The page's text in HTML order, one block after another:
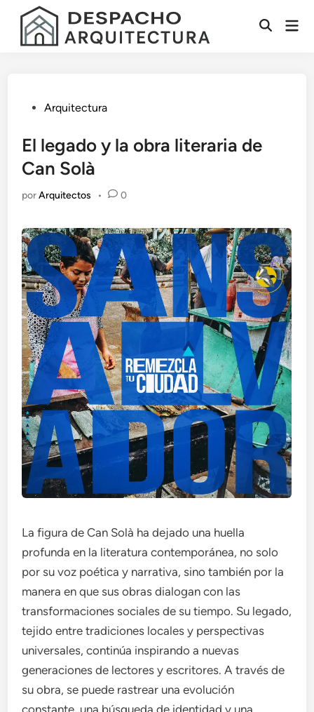
contenido
Abrir
Publicado
Arquitectura
El legado y la obra literaria de
Can Solà
porArquitectos • 0
La figura de Can Solà ha dejado una huella
profunda en la literatura contemporánea, no solo
por su voz poética y narrativa, sino también por la
manera en que sus obras dialogan con las
transformaciones sociales de su tiempo. Su legado,
tejido entre tradiciones locales y perspectivas
universales, continúa inspirando a nuevas
generaciones de lectores y escritores. A través de
su obra, se puede rastrear una evolución
constante, una búsqueda de identidad y una